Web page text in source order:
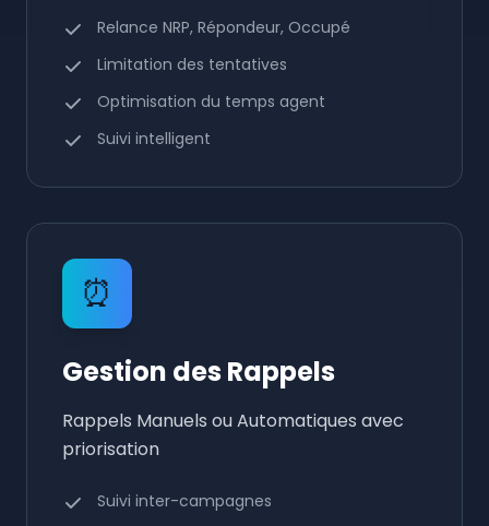
Relance NRP, Répondeur, Occupé
Limitation des tentatives
Optimisation du temps agent
Suivi intelligent
⏰
Gestion des Rappels
Rappels Manuels ou Automatiques avec
priorisation
Suivi inter-campagnes